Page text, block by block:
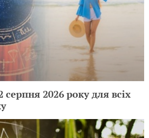
серпня 2026 року для всіх